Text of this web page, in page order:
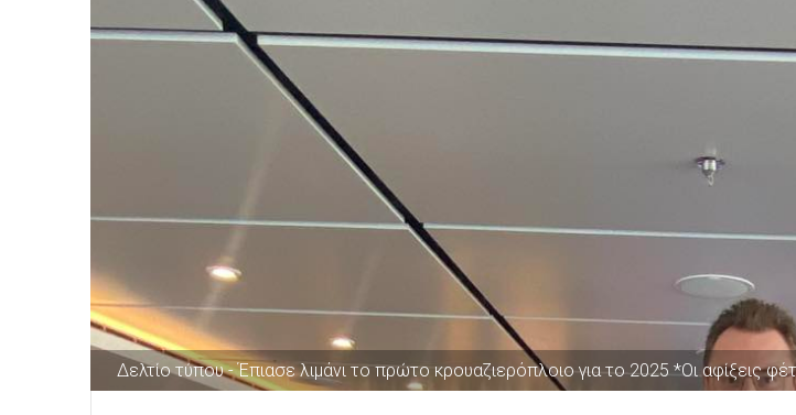
Δελτίο τύπου - Έπιασε λιμάνι το πρώτο κρουαζιερόπλοιο για το 2025 *Οι αφίξεις